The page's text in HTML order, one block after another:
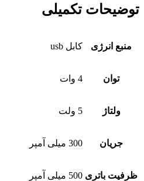
توضیحات تکمیلی
منبع انرژی کابل usb
توان 4 وات
ولتاژ 5 ولت
جریان 300 میلی آمپر
ظرفیت باتری 500 میلی آمپر